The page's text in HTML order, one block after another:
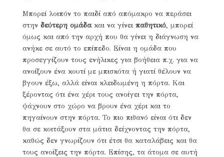
Μπορεί λοιπόν το παιδί από απόμακρο να περάσει
στην δεύτερη ομάδακαι να γίνει παθητικό, μπορεί
όμως και από την αρχή που θα γίνει η διάγνωση να
ανήκε σε αυτό το επίπεδο. Είναι η ομάδα που
προσεγγίζουν τους ενήλικες για βοήθεια π.χ. για να
ανοίξουν ένα κουτί με μπισκότα ή γιατί θέλουν να
βγουν έξω, αλλά είναι κλειδωμένη η πόρτα. Και
ξέροντας ότι ένα χέρι τους ανοίγει την πόρτα,
ψάχνουν στο χώρο να βρουν ένα χέρι και το
πηγαίνουν στην πόρτα. Το πιο πιθανό είναι ότι δεν
θα σε κοιτάξουν στα μάτια δείχνοντας την πόρτα,
καθώς δεν γνωρίζουν ότι έτσι θα καταλάβεις και θα
τους ανοίξεις την πόρτα. Επίσης, τα άτομα σε αυτή